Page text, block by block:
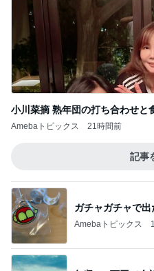
490円のサプリで
Amebaトピックス
広川ひかる 驚く
Amebaトピックス